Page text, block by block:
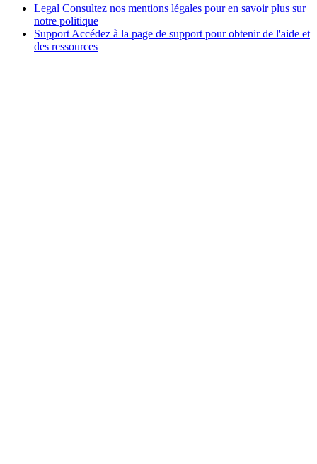
Legal Consultez nos mentions légales pour en savoir plus sur
notre politique
Support Accédez à la page de support pour obtenir de l'aide et
des ressources